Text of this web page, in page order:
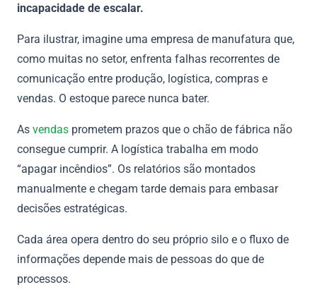
incapacidade de escalar.
Para ilustrar, imagine uma empresa de manufatura que,
como muitas no setor, enfrenta falhas recorrentes de
comunicação entre produção, logística, compras e
vendas. O estoque parece nunca bater.
As vendas prometem prazos que o chão de fábrica não
consegue cumprir. A logística trabalha em modo
“apagar incêndios”. Os relatórios são montados
manualmente e chegam tarde demais para embasar
decisões estratégicas.
Cada área opera dentro do seu próprio silo e o fluxo de
informações depende mais de pessoas do que de
processos.